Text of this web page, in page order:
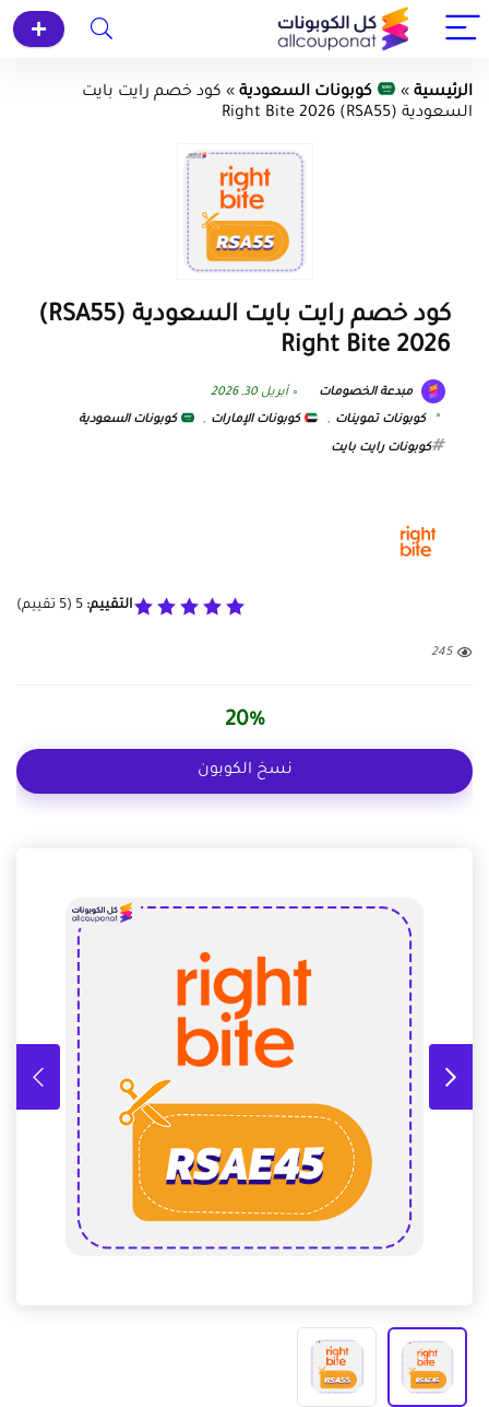
الرئيسية » كوبونات السعودية » كود خصم رايت بايت
السعودية (RSA55) Right Bite 2026
كود خصم رايت بايت السعودية (RSA55)
Right Bite 2026
مبدعة الخصومات أبريل 30, 2026
كوبونات تموينات , كوبونات الإمارات , كوبونات السعودية
كوبونات رايت بايت
التقييم: 5
(
5 تقييم)
245
20%
نسخ الكوبون